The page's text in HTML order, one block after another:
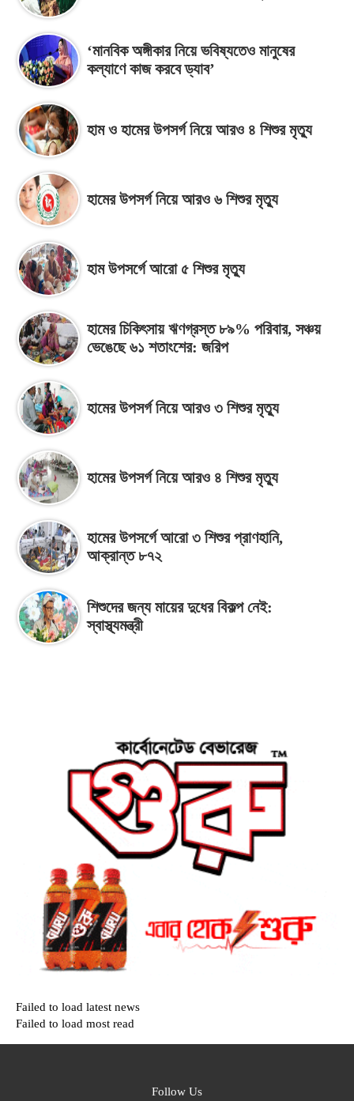
‘মানবিক অঙ্গীকার নিয়ে ভবিষ্যতেও মানুষের
কল্যাণে কাজ করবে ড্যাব’
হাম ও হামের উপসর্গ নিয়ে আরও ৪ শিশুর মৃত্যু
হামের উপসর্গ নিয়ে আরও ৬ শিশুর মৃত্যু
হাম উপসর্গে আরো ৫ শিশুর মৃত্যু
হামের চিকিৎসায় ঋণগ্রস্ত ৮৯% পরিবার, সঞ্চয়
ভেঙেছে ৬১ শতাংশের: জরিপ
হামের উপসর্গ নিয়ে আরও ৩ শিশুর মৃত্যু
হামের উপসর্গ নিয়ে আরও ৪ শিশুর মৃত্যু
হামের উপসর্গে আরো ৩ শিশুর প্রাণহানি,
আক্রান্ত ৮৭২
শিশুদের জন্য মায়ের দুধের বিকল্প নেই:
স্বাস্থ্যমন্ত্রী
Failed to load latest news
Failed to load most read
Follow Us